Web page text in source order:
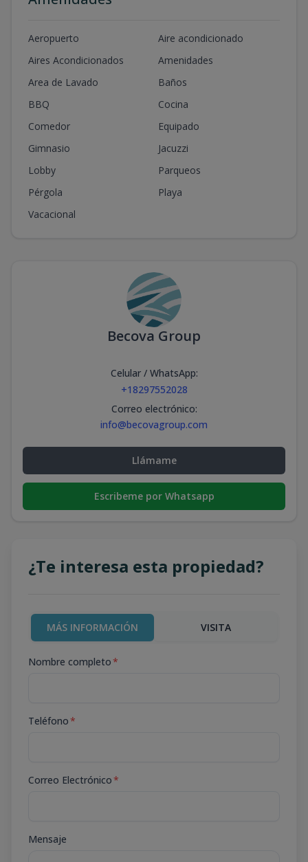
Aeropuerto
Aire acondicionado
Aires Acondicionados
Amenidades
Area de Lavado
Baños
BBQ
Cocina
Comedor
Equipado
Gimnasio
Jacuzzi
Lobby
Parqueos
Pérgola
Playa
Vacacional
Becova Group
Celular / WhatsApp:
+18297552028
Correo electrónico:
info@becovagroup.com
Llámame
Escribeme por Whatsapp
¿Te interesa esta propiedad?
MÁS INFORMACIÓN VISITA
Nombre completo*
Teléfono*
Correo Electrónico*
Mensaje